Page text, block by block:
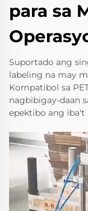
para sa
Suportado ang
labeling na may
Kompatibol sa
nagbibigay-daan
epektibo ang